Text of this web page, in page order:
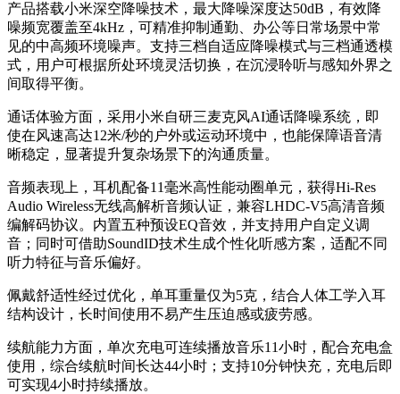
产品搭载小米深空降噪技术，最大降噪深度达50dB，有效降
噪频宽覆盖至4kHz，可精准抑制通勤、办公等日常场景中常
见的中高频环境噪声。支持三档自适应降噪模式与三档通透模
式，用户可根据所处环境灵活切换，在沉浸聆听与感知外界之
间取得平衡。
通话体验方面，采用小米自研三麦克风AI通话降噪系统，即
使在风速高达12米/秒的户外或运动环境中，也能保障语音清
晰稳定，显著提升复杂场景下的沟通质量。
音频表现上，耳机配备11毫米高性能动圈单元，获得Hi-Res
Audio Wireless无线高解析音频认证，兼容LHDC-V5高清音频
编解码协议。内置五种预设EQ音效，并支持用户自定义调
音；同时可借助SoundID技术生成个性化听感方案，适配不同
听力特征与音乐偏好。
佩戴舒适性经过优化，单耳重量仅为5克，结合人体工学入耳
结构设计，长时间使用不易产生压迫感或疲劳感。
续航能力方面，单次充电可连续播放音乐11小时，配合充电盒
使用，综合续航时间长达44小时；支持10分钟快充，充电后即
可实现4小时持续播放。